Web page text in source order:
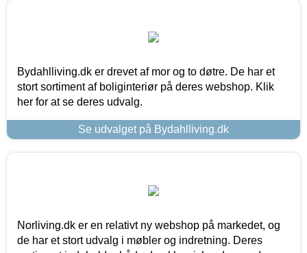
Bydahlliving.dk er drevet af mor og to døtre. De har et
stort sortiment af boliginteriør på deres webshop. Klik
her for at se deres udvalg.
Se udvalget på Bydahlliving.dk
Norliving.dk er en relativt ny webshop på markedet, og
de har et stort udvalg i møbler og indretning. Deres